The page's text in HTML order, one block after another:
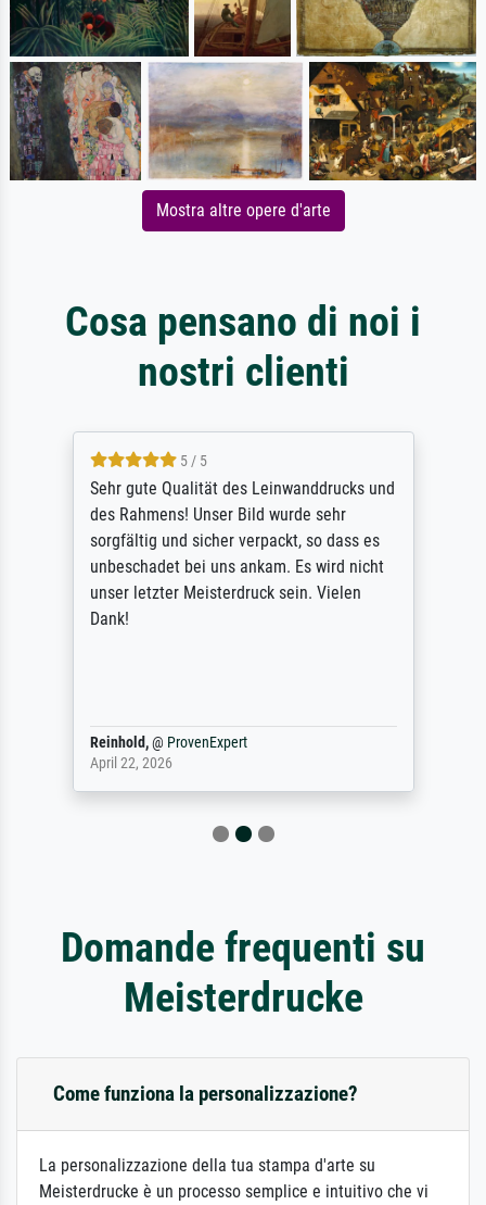
Mostra altre opere d'arte
Cosa pensano di noi i
nostri clienti
5 / 5
Sehr gute Qualität des Leinwanddrucks und
des Rahmens! Unser Bild wurde sehr
sorgfältig und sicher verpackt, so dass es
unbeschadet bei uns ankam. Es wird nicht
unser letzter Meisterdruck sein. Vielen
Dank!
Reinhold,@ ProvenExpert
April 22, 2026
Domande frequenti su
Meisterdrucke
Come funziona la personalizzazione?
La personalizzazione della tua stampa d'arte su
Meisterdrucke è un processo semplice e intuitivo che vi